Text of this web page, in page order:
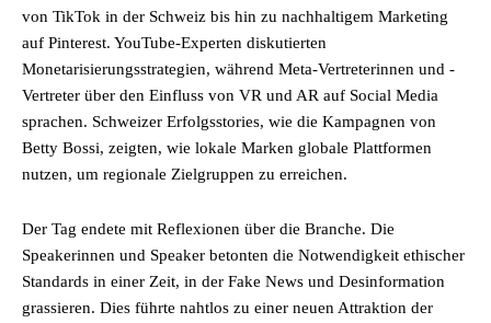
von TikTok in der Schweiz bis hin zu nachhaltigem Marketing
auf Pinterest. YouTube-Experten diskutierten
Monetarisierungsstrategien, während Meta-Vertreterinnen und -
Vertreter über den Einfluss von VR und AR auf Social Media
sprachen. Schweizer Erfolgsstories, wie die Kampagnen von
Betty Bossi, zeigten, wie lokale Marken globale Plattformen
nutzen, um regionale Zielgruppen zu erreichen.
Der Tag endete mit Reflexionen über die Branche. Die
Speakerinnen und Speaker betonten die Notwendigkeit ethischer
Standards in einer Zeit, in der Fake News und Desinformation
grassieren. Dies führte nahtlos zu einer neuen Attraktion der